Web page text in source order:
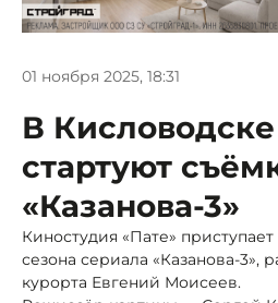
01 ноября 2025, 18:31
В
стартуют
«Казанова-3»
Киностудия «Пате»
сезона сериала «Казанова-3»,
курорта Евгений Моисеев.